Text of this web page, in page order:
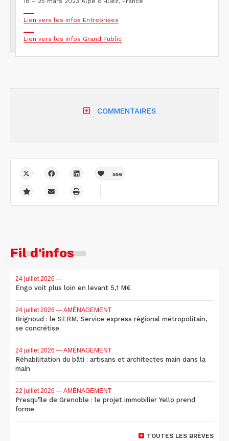
Lien vers les infos Entreprises
Lien vers les infos Grand Public
COMMENTAIRES
556
Fil d'infos
24 juillet 2026 —
Engo voit plus loin en levant 5,1 M€
24 juillet 2026 — AMÉNAGEMENT
Brignoud : le SERM, Service express régional métropolitain,
se concrétise
24 juillet 2026 — AMÉNAGEMENT
Réhabilitation du bâti : artisans et architectes main dans la
main
22 juillet 2026 — AMÉNAGEMENT
Presqu'île de Grenoble : le projet immobilier Yello prend
forme
TOUTES LES BRÈVES